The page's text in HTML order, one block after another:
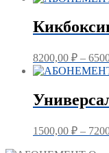
8200,00 ₽ –
1500,00 ₽ –